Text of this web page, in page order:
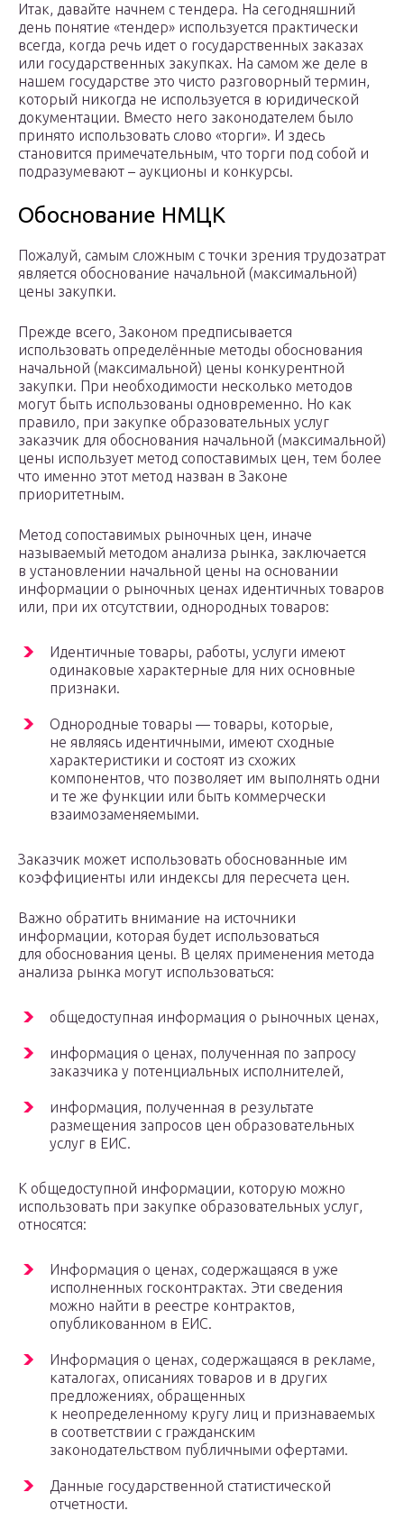
Итак, давайте начнем с тендера. На сегодняшний
день понятие «тендер» используется практически
всегда, когда речь идет о государственных заказах
или государственных закупках. На самом же деле в
нашем государстве это чисто разговорный термин,
который никогда не используется в юридической
документации. Вместо него законодателем было
принято использовать слово «торги». И здесь
становится примечательным, что торги под собой и
подразумевают – аукционы и конкурсы.
Обоснование НМЦК
Пожалуй, самым сложным с точки зрения трудозатрат
является обоснование начальной (максимальной)
цены закупки.
Прежде всего, Законом предписывается
использовать определённые методы обоснования
начальной (максимальной) цены конкурентной
закупки. При необходимости несколько методов
могут быть использованы одновременно. Но как
правило, при закупке образовательных услуг
заказчик для обоснования начальной (максимальной)
цены использует метод сопоставимых цен, тем более
что именно этот метод назван в Законе
приоритетным.
Метод сопоставимых рыночных цен, иначе
называемый методом анализа рынка, заключается
в установлении начальной цены на основании
информации о рыночных ценах идентичных товаров
или, при их отсутствии, однородных товаров:
Идентичные товары, работы, услуги имеют
одинаковые характерные для них основные
признаки.
Однородные товары — товары, которые,
не являясь идентичными, имеют сходные
характеристики и состоят из схожих
компонентов, что позволяет им выполнять одни
и те же функции или быть коммерчески
взаимозаменяемыми.
Заказчик может использовать обоснованные им
коэффициенты или индексы для пересчета цен.
Важно обратить внимание на источники
информации, которая будет использоваться
для обоснования цены. В целях применения метода
анализа рынка могут использоваться:
общедоступная информация о рыночных ценах,
информация о ценах, полученная по запросу
заказчика у потенциальных исполнителей,
информация, полученная в результате
размещения запросов цен образовательных
услуг в ЕИС.
К общедоступной информации, которую можно
использовать при закупке образовательных услуг,
относятся:
Информация о ценах, содержащаяся в уже
исполненных госконтрактах. Эти сведения
можно найти в реестре контрактов,
опубликованном в ЕИС.
Информация о ценах, содержащаяся в рекламе,
каталогах, описаниях товаров и в других
предложениях, обращенных
к неопределенному кругу лиц и признаваемых
в соответствии с гражданским
законодательством публичными офертами.
Данные государственной статистической
отчетности.